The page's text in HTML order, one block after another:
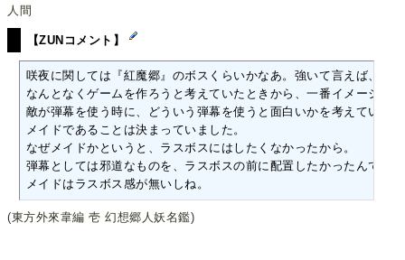
人間
【ZUNコメント】
咲夜に関しては『紅魔郷』のボスくらいかなあ。強いて言えば、『
なんとなくゲームを作ろうと考えていたときから、一番イメージが
敵が弾幕を使う時に、どういう弾幕を使うと面白いかを考えていて
メイドであることは決まっていました。
なぜメイドかというと、ラスボスにはしたくなかったから。
弾幕としては邪道なものを、ラスボスの前に配置したかったんです。
メイドはラスボス感が無いしね。
(東方外來韋編 壱 幻想郷人妖名鑑)